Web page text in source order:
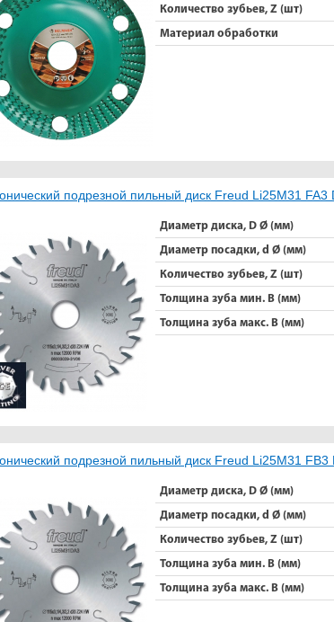
Количество зубьев, Z (шт)
Материал обработки
подрезной пильный диск Freud Li25M31 FA3
Диаметр диска, D Ø (мм)
Диаметр посадки, d Ø (мм)
Количество зубьев, Z (шт)
Толщина зуба мин. B (мм)
Толщина зуба макс. B (мм)
подрезной пильный диск Freud Li25M31
Диаметр диска, D Ø (мм)
Диаметр посадки, d Ø (мм)
Количество зубьев, Z (шт)
Толщина зуба мин. B (мм)
Толщина зуба макс. B (мм)